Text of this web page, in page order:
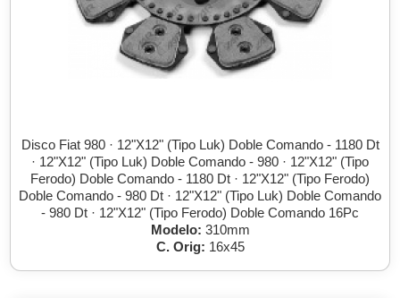
Disco Fiat 980 · 12"X12" (Tipo Luk) Doble Comando - 1180 Dt
· 12"X12" (Tipo Luk) Doble Comando - 980 · 12"X12" (Tipo
Ferodo) Doble Comando - 1180 Dt · 12"X12" (Tipo Ferodo)
Doble Comando - 980 Dt · 12"X12" (Tipo Luk) Doble Comando
- 980 Dt · 12"X12" (Tipo Ferodo) Doble Comando 16Pc
Modelo: 310mm
C. Orig: 16x45